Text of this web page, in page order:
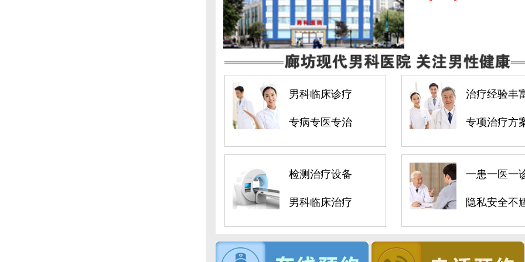
男科临床诊疗
专病专医专治
治疗经验丰
专项治疗方
检测治疗设备
男科临床治疗
一患一医一
隐私安全不